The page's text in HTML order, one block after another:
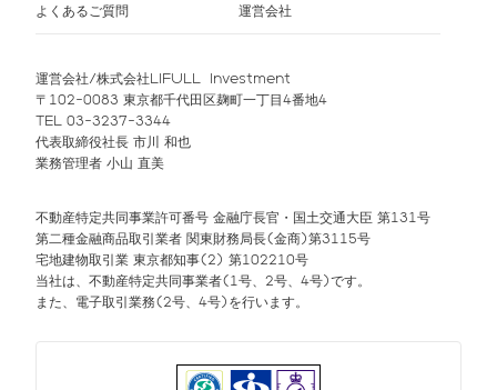
よくあるご質問 運営会社
運営会社/株式会社LIFULL Investment
〒102-0083 東京都千代田区麹町一丁目4番地4
TEL 03-3237-3344
代表取締役社長 市川 和也
業務管理者 小山 直美
不動産特定共同事業許可番号 金融庁長官・国土交通大臣 第131号
第二種金融商品取引業者 関東財務局長(金商)第3115号
宅地建物取引業 東京都知事(2) 第102210号
当社は、不動産特定共同事業者(1号、2号、4号)です。
また、電子取引業務(2号、4号)を行います。